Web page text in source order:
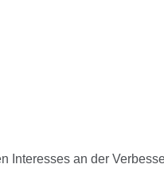
Interesses an der